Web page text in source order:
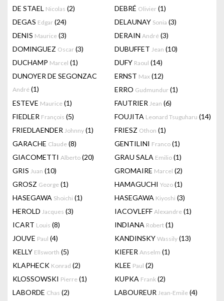
DE STAEL Nicolas (2) DEBRÉ Olivier (1)
DEGAS Edgar (24) DELAUNAY Sonia (3)
DENIS Maurice (3) DERAIN André (3)
DOMINGUEZ Oscar (3) DUBUFFET Jean (10)
DUCHAMP Marcel (1) DUFY Raoul (14)
DUNOYER DE SEGONZAC
André (1)
ERNST Max (12)
ERRO Gudmundur (1)
ESTEVE Maurice (1) FAUTRIER Jean (6)
FIEDLER François (5) FOUJITA Leonard Tsuguharu (14)
FRIEDLAENDER Johnny (1) FRIESZ Othon (1)
GARACHE Claude (8) GENTILINI Franco (1)
GIACOMETTI Alberto (20) GRAU SALA Emilio (1)
GRIS Juan (10) GROMAIRE Marcel (2)
GROSZ George (1) HAMAGUCHI Yozo (1)
HASEGAWA Shoichi (1) HASEGAWA Kiyoshi (3)
HEROLD Jacques (3) IACOVLEFF Alexandre (1)
ICART Louis (8) INDIANA Robert (1)
JOUVE Paul (4) KANDINSKY Wassily (13)
KELLY Ellsworth (5) KIEFER Anselm (1)
KLAPHECK Konrad (2) KLEE Paul (2)
KLOSSOWSKI Pierre (1) KUPKA Frank (2)
LABORDE Chas (2) LABOUREUR Jean-Emile (4)